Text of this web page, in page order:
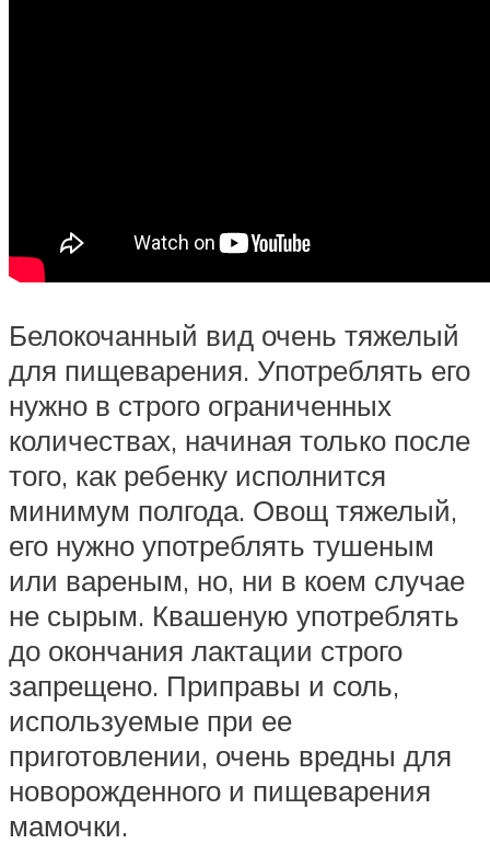
Белокочанный вид очень тяжелый
для пищеварения. Употреблять его
нужно в строго ограниченных
количествах, начиная только после
того, как ребенку исполнится
минимум полгода. Овощ тяжелый,
его нужно употреблять тушеным
или вареным, но, ни в коем случае
не сырым. Квашеную употреблять
до окончания лактации строго
запрещено. Приправы и соль,
используемые при ее
приготовлении, очень вредны для
новорожденного и пищеварения
мамочки.